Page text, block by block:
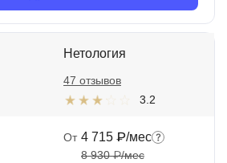
Нетология
3.2
47 отзывов
От 4 715 ₽/мес
8 930 ₽/мес